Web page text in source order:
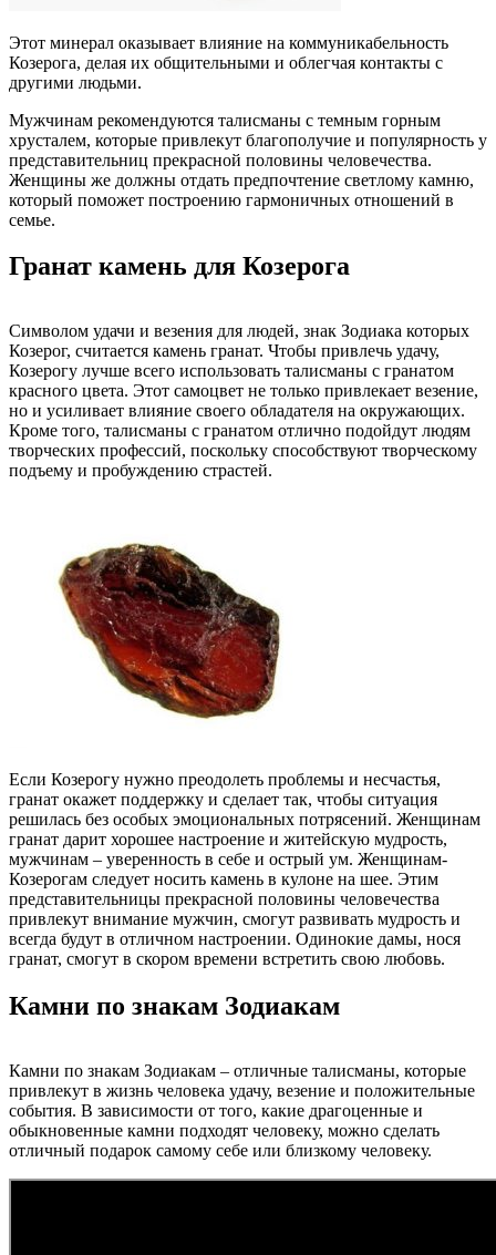
Этот минерал оказывает влияние на коммуникабельность
Козерога, делая их общительными и облегчая контакты с
другими людьми.
Мужчинам рекомендуются талисманы с темным горным
хрусталем, которые привлекут благополучие и популярность у
представительниц прекрасной половины человечества.
Женщины же должны отдать предпочтение светлому камню,
который поможет построению гармоничных отношений в
семье.
Гранат камень для Козерога
Символом удачи и везения для людей, знак Зодиака которых
Козерог, считается камень гранат. Чтобы привлечь удачу,
Козерогу лучше всего использовать талисманы с гранатом
красного цвета. Этот самоцвет не только привлекает везение,
но и усиливает влияние своего обладателя на окружающих.
Кроме того, талисманы с гранатом отлично подойдут людям
творческих профессий, поскольку способствуют творческому
подъему и пробуждению страстей.
Если Козерогу нужно преодолеть проблемы и несчастья,
гранат окажет поддержку и сделает так, чтобы ситуация
решилась без особых эмоциональных потрясений. Женщинам
гранат дарит хорошее настроение и житейскую мудрость,
мужчинам – уверенность в себе и острый ум. Женщинам-
Козерогам следует носить камень в кулоне на шее. Этим
представительницы прекрасной половины человечества
привлекут внимание мужчин, смогут развивать мудрость и
всегда будут в отличном настроении. Одинокие дамы, нося
гранат, смогут в скором времени встретить свою любовь.
Камни по знакам Зодиакам
Камни по знакам Зодиакам – отличные талисманы, которые
привлекут в жизнь человека удачу, везение и положительные
события. В зависимости от того, какие драгоценные и
обыкновенные камни подходят человеку, можно сделать
отличный подарок самому себе или близкому человеку.